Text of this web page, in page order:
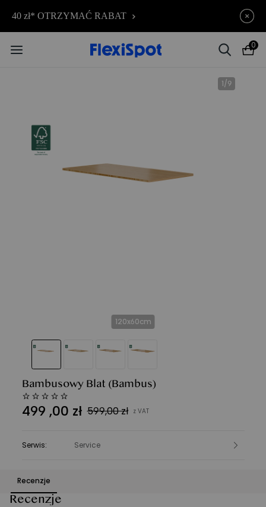
C7 Morpher – Aż 34% rabatu |
teraz już od 2499,00 zł
Kończy się za : 05
0
1/9
120x60cm
Bambusowy Blat (Bambus)
499 ,00 zł 599,00 zł z VAT
Serwis: Service
Recenzje
Recenzje
40 zł* OTRZYMAĆ RABAT